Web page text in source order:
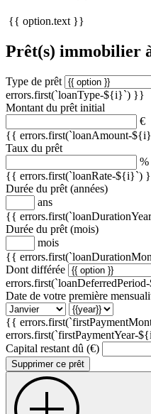
{{ option.text }}
Prêt(s) immobilier
Type de prêt
errors.first(`loanType-${i}`) }}
Montant du prêt initial
€
{{ errors.first(`loanAmount-
Taux du prêt
%
{{ errors.first(`loanRate-${i}`)
Durée du prêt (années)
ans
{{
Durée du prêt (mois)
mois
{{
Dont différée
Date de votre première
{{
errors.first(`firstPaymentYear-
Capital restant dû (€)
Supprimer ce prêt